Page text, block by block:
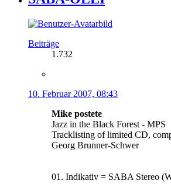
Beiträge
1.732
10. Februar 2007, 08:43
Mike postete
Jazz in the Black Forest - MPS
Tracklisting of limited CD,
Georg Brunner-Schwer
01. Indikativ = SABA Stereo